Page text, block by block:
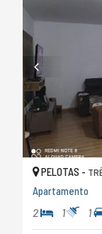
PELOTAS -
Apartamento
2 1 1